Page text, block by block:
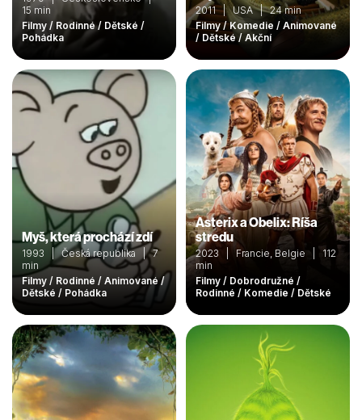
15 min
Filmy / Rodinné / Dětské /
Pohádka
2011 | USA | 24 min
Filmy / Komedie / Animované
/ Dětské / Akční
Myš, která prochází zdí
1993 | Česká republika | 7
min
Filmy / Rodinné / Animované /
Dětské / Pohádka
Asterix a Obelix: Ríša
stredu
2023 | Francie, Belgie | 112
min
Filmy / Dobrodružné /
Rodinné / Komedie / Dětské